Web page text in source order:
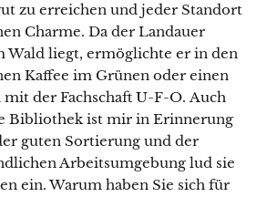
zu erreichen und jeder Standort
Charme. Da der Landauer
Wald liegt, ermöglichte er in den
Kaffee im Grünen oder einen
der Fachschaft U-F-O. Auch
Bibliothek ist mir in Erinnerung
guten Sortierung und der
Arbeitsumgebung lud sie
ein. Warum haben Sie sich für